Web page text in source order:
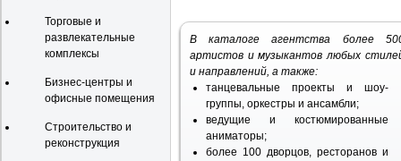
Торговые и
развлекательные
комплексы
Бизнес-центры и
офисные помещения
Строительство и
реконструкция
В каталоге агентства более
артистов и музыкантов любых
и направлений, а также:
танцевальные проекты и шоу-
группы, оркестры и ансамбли;
ведущие и костюмированные
аниматоры;
более 100 дворцов, ресторанов и